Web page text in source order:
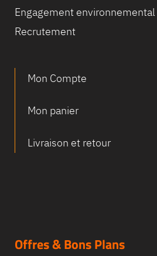
Engagement environnemental
Recrutement
Mon Compte
Mon panier
Livraison et retour
Offres & Bons Plans